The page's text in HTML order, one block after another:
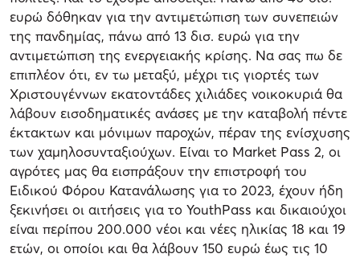
ευρώ δόθηκαν για την αντιμετώπιση των συνεπειών
της πανδημίας, πάνω από 13 δισ. ευρώ για την
αντιμετώπιση της ενεργειακής κρίσης. Να σας πω δε
επιπλέον ότι, εν τω μεταξύ, μέχρι τις γιορτές των
Χριστουγέννων εκατοντάδες χιλιάδες νοικοκυριά θα
λάβουν εισοδηματικές ανάσες με την καταβολή πέντε
έκτακτων και μόνιμων παροχών, πέραν της ενίσχυσης
των χαμηλοσυνταξιούχων. Είναι το Market Pass 2, οι
αγρότες μας θα εισπράξουν την επιστροφή του
Ειδικού Φόρου Κατανάλωσης για το 2023, έχουν ήδη
ξεκινήσει οι αιτήσεις για το YouthPass και δικαιούχοι
είναι περίπου 200.000 νέοι και νέες ηλικίας 18 και 19
ετών, οι οποίοι και θα λάβουν 150 ευρώ έως τις 10